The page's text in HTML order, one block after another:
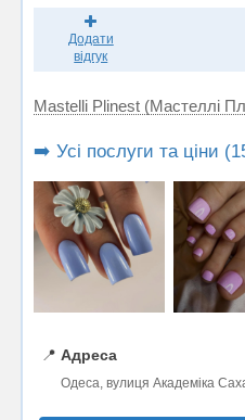
Додати
відгук
Mastelli Plinest (Мастеллі
➡️ Усі послуги та ціни
📍 Адреса
Одеса, вулиця Академiка